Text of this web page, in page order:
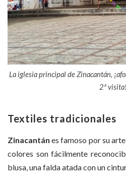
La iglesia principal de Zinacantán,
2ª visita!
Textiles tradicionales
Zinacantán es famoso por su
colores son fácilmente
blusa, una falda atada con un